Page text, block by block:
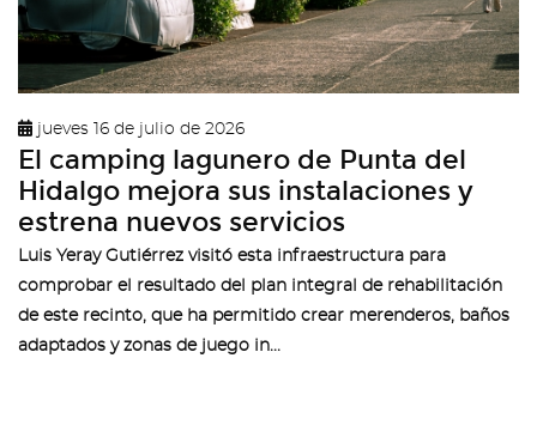
jueves 16 de julio de 2026
El camping lagunero de Punta del
Hidalgo mejora sus instalaciones y
estrena nuevos servicios
Luis Yeray Gutiérrez visitó esta infraestructura para
comprobar el resultado del plan integral de rehabilitación
de este recinto, que ha permitido crear merenderos, baños
adaptados y zonas de juego in...